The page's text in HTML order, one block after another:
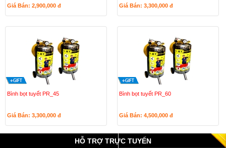
Giá Bán: 2,900,000 đ Giá Bán: 3,300,000 đ
Bình bọt tuyết PR_45
Giá Bán: 3,300,000 đ
Bình bọt tuyết PR_60
Giá Bán: 4,500,000 đ
HỖ TRỢ TRỰC TUYẾN